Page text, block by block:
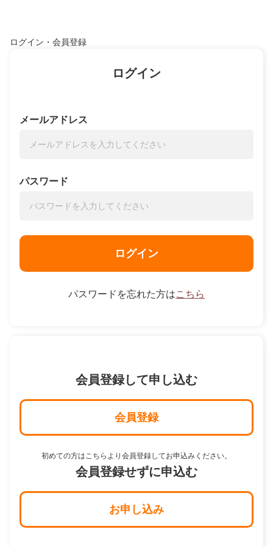
ログイン・会員登録
ログイン
メールアドレス
パスワード
ログイン
パスワードを忘れた方はこちら
会員登録して申し込む
会員登録
初めての方はこちらより会員登録してお申込みください。
会員登録せずに申込む
お申し込み